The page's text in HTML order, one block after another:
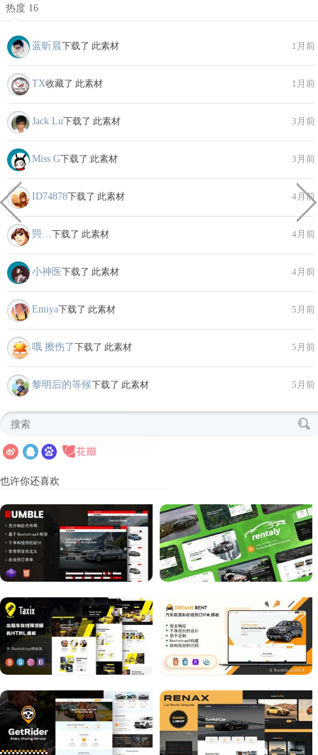
热度 16
蓝昕晨下载了 此素材 1月前
TX收藏了 此素材 1月前
Jack Lu下载了 此素材 3月前
Miss G下载了 此素材 3月前
ID74878下载了 此素材 4月前
巺… 下载了 此素材 4月前
小神医下载了 此素材 4月前
Emiya下载了 此素材 5月前
哦 擦伤了下载了 此素材 5月前
黎明后的等候下载了 此素材 5月前
也许你还喜欢